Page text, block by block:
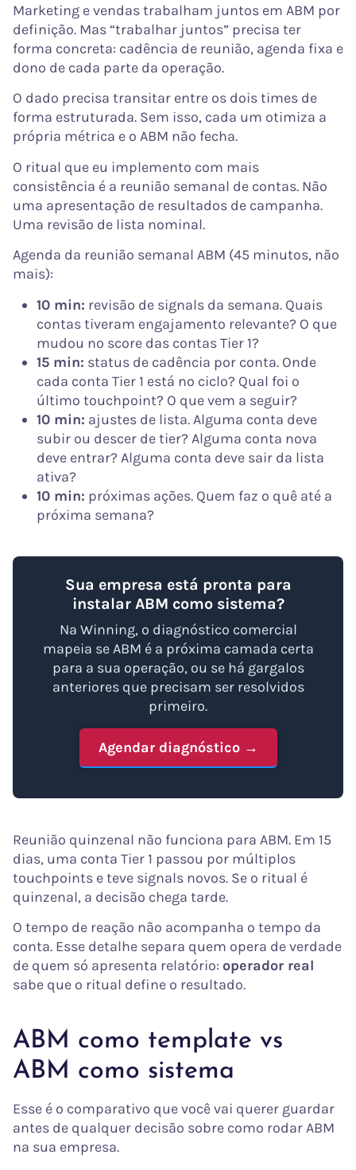
Marketing e vendas trabalham juntos em ABM por
definição. Mas “trabalhar juntos” precisa ter
forma concreta: cadência de reunião, agenda fixa e
dono de cada parte da operação.
O dado precisa transitar entre os dois times de
forma estruturada. Sem isso, cada um otimiza a
própria métrica e o ABM não fecha.
O ritual que eu implemento com mais
consistência é a reunião semanal de contas. Não
uma apresentação de resultados de campanha.
Uma revisão de lista nominal.
Agenda da reunião semanal ABM (45 minutos, não
mais):
10 min: revisão de signals da semana. Quais
contas tiveram engajamento relevante? O que
mudou no score das contas Tier 1?
15 min: status de cadência por conta. Onde
cada conta Tier 1 está no ciclo? Qual foi o
último touchpoint? O que vem a seguir?
10 min: ajustes de lista. Alguma conta deve
subir ou descer de tier? Alguma conta nova
deve entrar? Alguma conta deve sair da lista
ativa?
10 min: próximas ações. Quem faz o quê até a
próxima semana?
Sua empresa está pronta para
instalar ABM como sistema?
Na Winning, o diagnóstico comercial
mapeia se ABM é a próxima camada certa
para a sua operação, ou se há gargalos
anteriores que precisam ser resolvidos
primeiro.
Agendar diagnóstico →
Reunião quinzenal não funciona para ABM. Em 15
dias, uma conta Tier 1 passou por múltiplos
touchpoints e teve signals novos. Se o ritual é
quinzenal, a decisão chega tarde.
O tempo de reação não acompanha o tempo da
conta. Esse detalhe separa quem opera de verdade
de quem só apresenta relatório: operador real
sabe que o ritual define o resultado.
ABM como template vs
ABM como sistema
Esse é o comparativo que você vai querer guardar
antes de qualquer decisão sobre como rodar ABM
na sua empresa.